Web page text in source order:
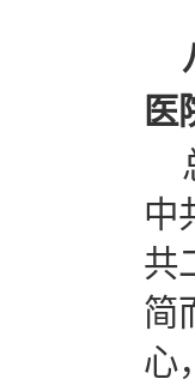
医
中
共
简
心